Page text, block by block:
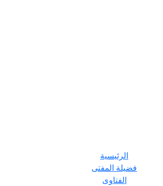
الرئيسية
فضيلة المفتى
الفتاوى